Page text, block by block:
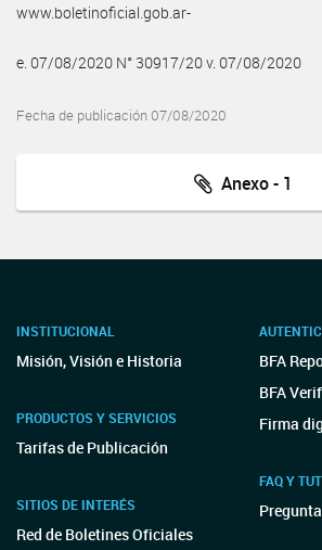
www.boletinoficial.gob.ar-
e. 07/08/2020 N° 30917/20 v. 07/08/2020
Fecha de publicación 07/08/2020
Anexo - 1
INSTITUCIONAL
Misión, Visión e Historia
PRODUCTOS Y SERVICIOS
Tarifas de Publicación
SITIOS DE INTERÉS
Red de Boletines Oficiales
BFA
BFA
Firma
FAQ Y